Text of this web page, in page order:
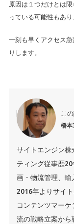
原因は１つだけとは
っている可能性もあり
一刻も早くアクセス
りします。
こ
橋本
サイトエンジン株
ティング従事歴
画・物流管理、輸
2016年よりサイ
コンテンツマー
流の戦略立案から